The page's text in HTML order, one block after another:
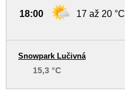
18:00 17 až 20 °C
Snowpark Lučivná
15,3 °C